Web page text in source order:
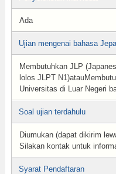
Ada
Ujian mengenai bahasa
Membutuhkan JLP
lolos JLPT
Universitas di Luar Negeri
Soal ujian terdahulu
Diumukan (dapat dikirim
Silakan kontak untuk
Syarat Pendaftaran